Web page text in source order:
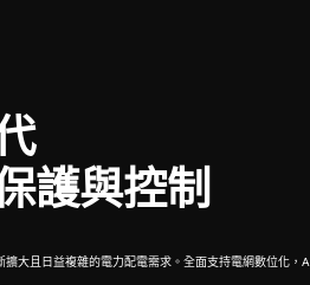
護與控制
擴大且日益複雜的電力配電需求。全面支持電網數位化